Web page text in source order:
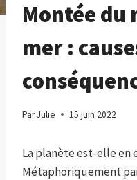
Montée du
mer :
ParJulie 15 juin 2022
La planète est-elle en
Métaphoriquement